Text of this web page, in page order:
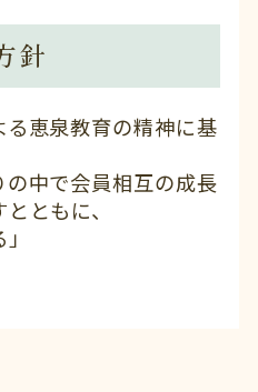
針
る恵泉教育の精神に基
中で会員相互の成長
ともに、